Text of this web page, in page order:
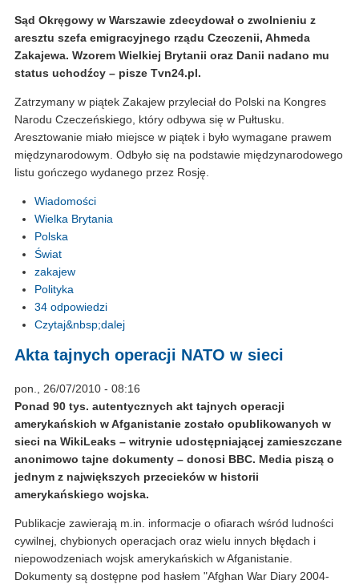
Sąd Okręgowy w Warszawie zdecydował o zwolnieniu z
aresztu szefa emigracyjnego rządu Czeczenii, Ahmeda
Zakajewa. Wzorem Wielkiej Brytanii oraz Danii nadano mu
status uchodźcy – pisze Tvn24.pl.
Zatrzymany w piątek Zakajew przyleciał do Polski na Kongres
Narodu Czeczeńskiego, który odbywa się w Pułtusku.
Aresztowanie miało miejsce w piątek i było wymagane prawem
międzynarodowym. Odbyło się na podstawie międzynarodowego
listu gończego wydanego przez Rosję.
Wiadomości
Wielka Brytania
Polska
Świat
zakajew
Polityka
34 odpowiedzi
Czytaj&nbsp;dalej
Akta tajnych operacji NATO w sieci
pon., 26/07/2010 - 08:16
Ponad 90 tys. autentycznych akt tajnych operacji
amerykańskich w Afganistanie zostało opublikowanych w
sieci na WikiLeaks – witrynie udostępniającej zamieszczane
anonimowo tajne dokumenty – donosi BBC. Media piszą o
jednym z największych przecieków w historii
amerykańskiego wojska.
Publikacje zawierają m.in. informacje o ofiarach wśród ludności
cywilnej, chybionych operacjach oraz wielu innych błędach i
niepowodzeniach wojsk amerykańskich w Afganistanie.
Dokumenty są dostępne pod hasłem "Afghan War Diary 2004-